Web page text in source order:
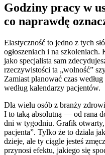
Godziny pracy w
co naprawdę
Elastyczność to jedno z tych
ogłoszeniach i na szkoleniach.
jako specjalista sam
rzeczywistości ta „wolność”
Zamiast planować czas
według kalendarzy pacjentów.
Dla wielu osób z branży
I to taką absolutną — od rana
dni w tygodniu. Grafik otwarty,
pacjenta”. Tylko że to działa
dzieje, ale ty ciągle jesteś
przynosi efektu, jakiego się